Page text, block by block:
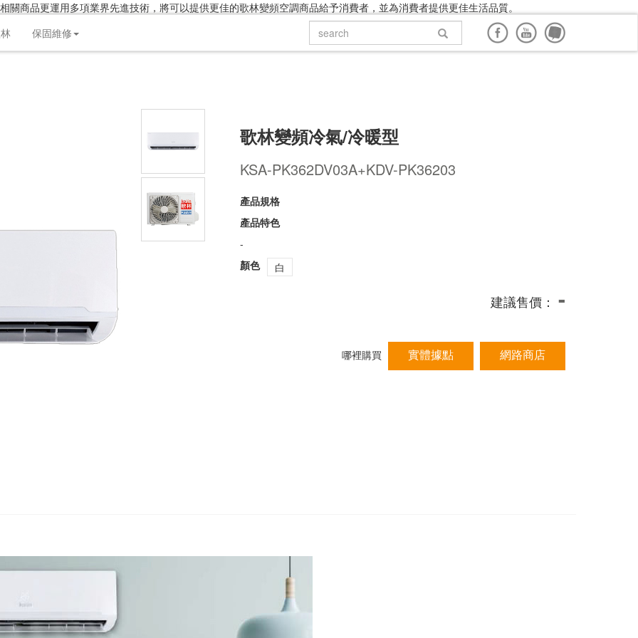
商品更運用多項業界先進技術，將可以提供更佳的歌林變頻空調商品給予消費者，並為消費者提供更佳生活品質。
產品介紹
產品規格 維修支援 實體店面購買 網路商店購買 說明書下載
回到頂端
保固維修
歌林變頻冷氣/冷暖型
KSA-PK362DV03A+KDV-PK36203
產品規格
產品特色
-
顏色
白
建議售價： -
哪裡購買 實體據點 網路商店